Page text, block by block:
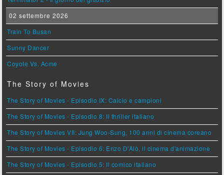
02 settembre 2026
Train To Busan
Sunny Dancer
Coyote Vs. Acme
The Story of Movies
The Story of Movies - Episodio IX: Calcio e campioni
The Story of Movies - Episodio 8: Il thriller italiano
The Story of Movies VII: Jung Woo-Sung, 100 anni di cinema coreano
The Story of Movies - Episodio 6: Enzo D'Alò, il cinema d'animazione
The Story of Movies - Episodio 5: Il comico italiano